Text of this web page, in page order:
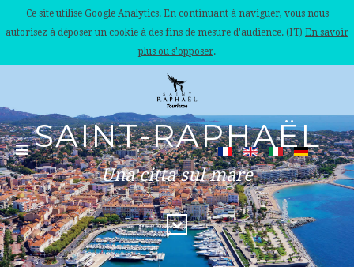
Ce site utilise Google Analytics. En continuant à naviguer, vous nous
autorisez à déposer un cookie à des fins de mesure d'audience. (IT) En savoir
plus ou s'opposer.
SAINT-RAPHAËL
Una citta sul mare